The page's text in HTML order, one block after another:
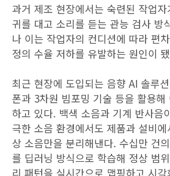
과거 제조 현장에서는 숙련된 작업
귀를 대고 소리를 듣는 관능 검사 방
나 이는 작업자의 컨디션에 따라 편
정의 수율 저하를 유발하는 원인이
최근 현장에 도입되는 음향 AI 솔루
폰과 3차원 빔포밍 기술 등을 활용
하고 있다. 백색 소음과 기계 반사음
극한 소음 환경에서도 제품과 설비
상 소음만을 분리해낸다. 수십만 건
를 딥러닝 방식으로 학습해 정상 범
리 패턴을 실시간으로 맵핑하고 시